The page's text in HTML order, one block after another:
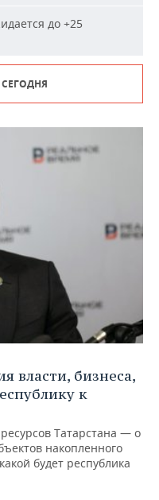
до +25
власти, бизнеса,
к
Татарстана — о
накопленного
будет республика